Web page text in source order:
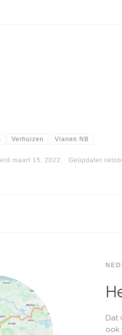
Verhuizen Vianen NB
maart 15, 2022 Geüpdatet
Dat
ook